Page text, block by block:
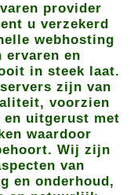
provider
u verzekerd
webhosting
ervaren en
in steek laat.
zijn van
voorzien
en uitgerust met
waardoor
Wij zijn
van
en onderhoud,